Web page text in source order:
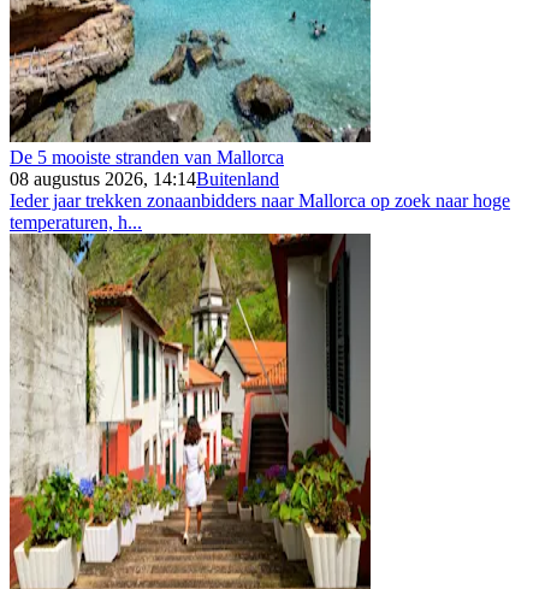
De 5 mooiste stranden van Mallorca
08 augustus 2026, 14:14Buitenland
Ieder jaar trekken zonaanbidders naar Mallorca op zoek naar hoge
temperaturen, h...